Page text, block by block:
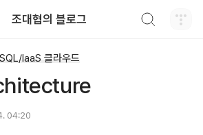
조대협의 블로그
IaaS 클라우드
04:20